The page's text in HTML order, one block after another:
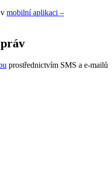
mobilní aplikaci –
prostřednictvím SMS a e-mailů